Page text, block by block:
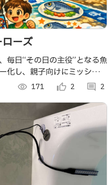
ーズ
毎日“その日の主役”となる魚
し、親子向けにミッション
visibility 171 thumb_up_alt 2 comment 2